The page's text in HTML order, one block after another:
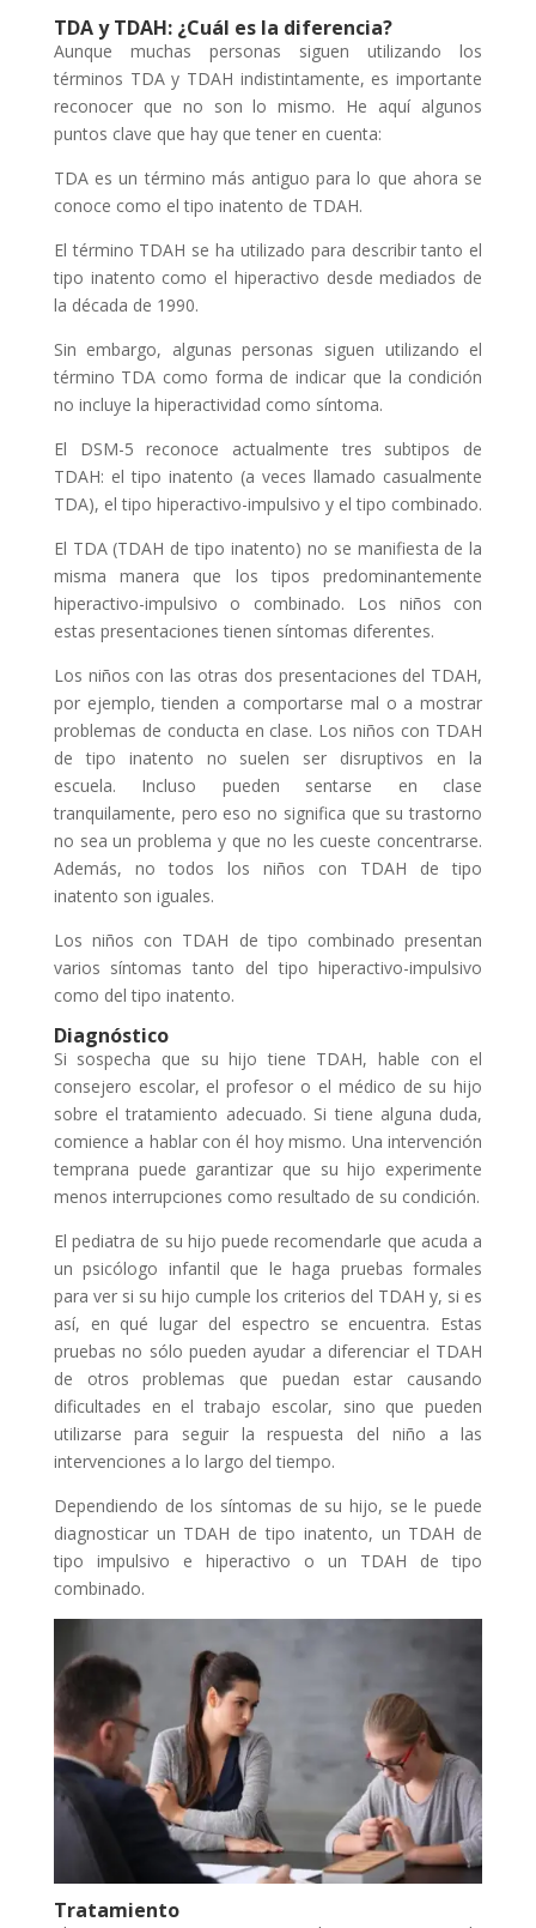
TDA y TDAH: ¿Cuál es la diferencia?
Aunque muchas personas siguen utilizando los
términos TDA y TDAH indistintamente, es importante
reconocer que no son lo mismo. He aquí algunos
puntos clave que hay que tener en cuenta:
TDA es un término más antiguo para lo que ahora se
conoce como el tipo inatento de TDAH.
El término TDAH se ha utilizado para describir tanto el
tipo inatento como el hiperactivo desde mediados de
la década de 1990.
Sin embargo, algunas personas siguen utilizando el
término TDA como forma de indicar que la condición
no incluye la hiperactividad como síntoma.
El DSM-5 reconoce actualmente tres subtipos de
TDAH: el tipo inatento (a veces llamado casualmente
TDA), el tipo hiperactivo-impulsivo y el tipo combinado.
El TDA (TDAH de tipo inatento) no se manifiesta de la
misma manera que los tipos predominantemente
hiperactivo-impulsivo o combinado. Los niños con
estas presentaciones tienen síntomas diferentes.
Los niños con las otras dos presentaciones del TDAH,
por ejemplo, tienden a comportarse mal o a mostrar
problemas de conducta en clase. Los niños con TDAH
de tipo inatento no suelen ser disruptivos en la
escuela. Incluso pueden sentarse en clase
tranquilamente, pero eso no significa que su trastorno
no sea un problema y que no les cueste concentrarse.
Además, no todos los niños con TDAH de tipo
inatento son iguales.
Los niños con TDAH de tipo combinado presentan
varios síntomas tanto del tipo hiperactivo-impulsivo
como del tipo inatento.
Diagnóstico
Si sospecha que su hijo tiene TDAH, hable con el
consejero escolar, el profesor o el médico de su hijo
sobre el tratamiento adecuado. Si tiene alguna duda,
comience a hablar con él hoy mismo. Una intervención
temprana puede garantizar que su hijo experimente
menos interrupciones como resultado de su condición.
El pediatra de su hijo puede recomendarle que acuda a
un psicólogo infantil que le haga pruebas formales
para ver si su hijo cumple los criterios del TDAH y, si es
así, en qué lugar del espectro se encuentra. Estas
pruebas no sólo pueden ayudar a diferenciar el TDAH
de otros problemas que puedan estar causando
dificultades en el trabajo escolar, sino que pueden
utilizarse para seguir la respuesta del niño a las
intervenciones a lo largo del tiempo.
Dependiendo de los síntomas de su hijo, se le puede
diagnosticar un TDAH de tipo inatento, un TDAH de
tipo impulsivo e hiperactivo o un TDAH de tipo
combinado.
Tratamiento